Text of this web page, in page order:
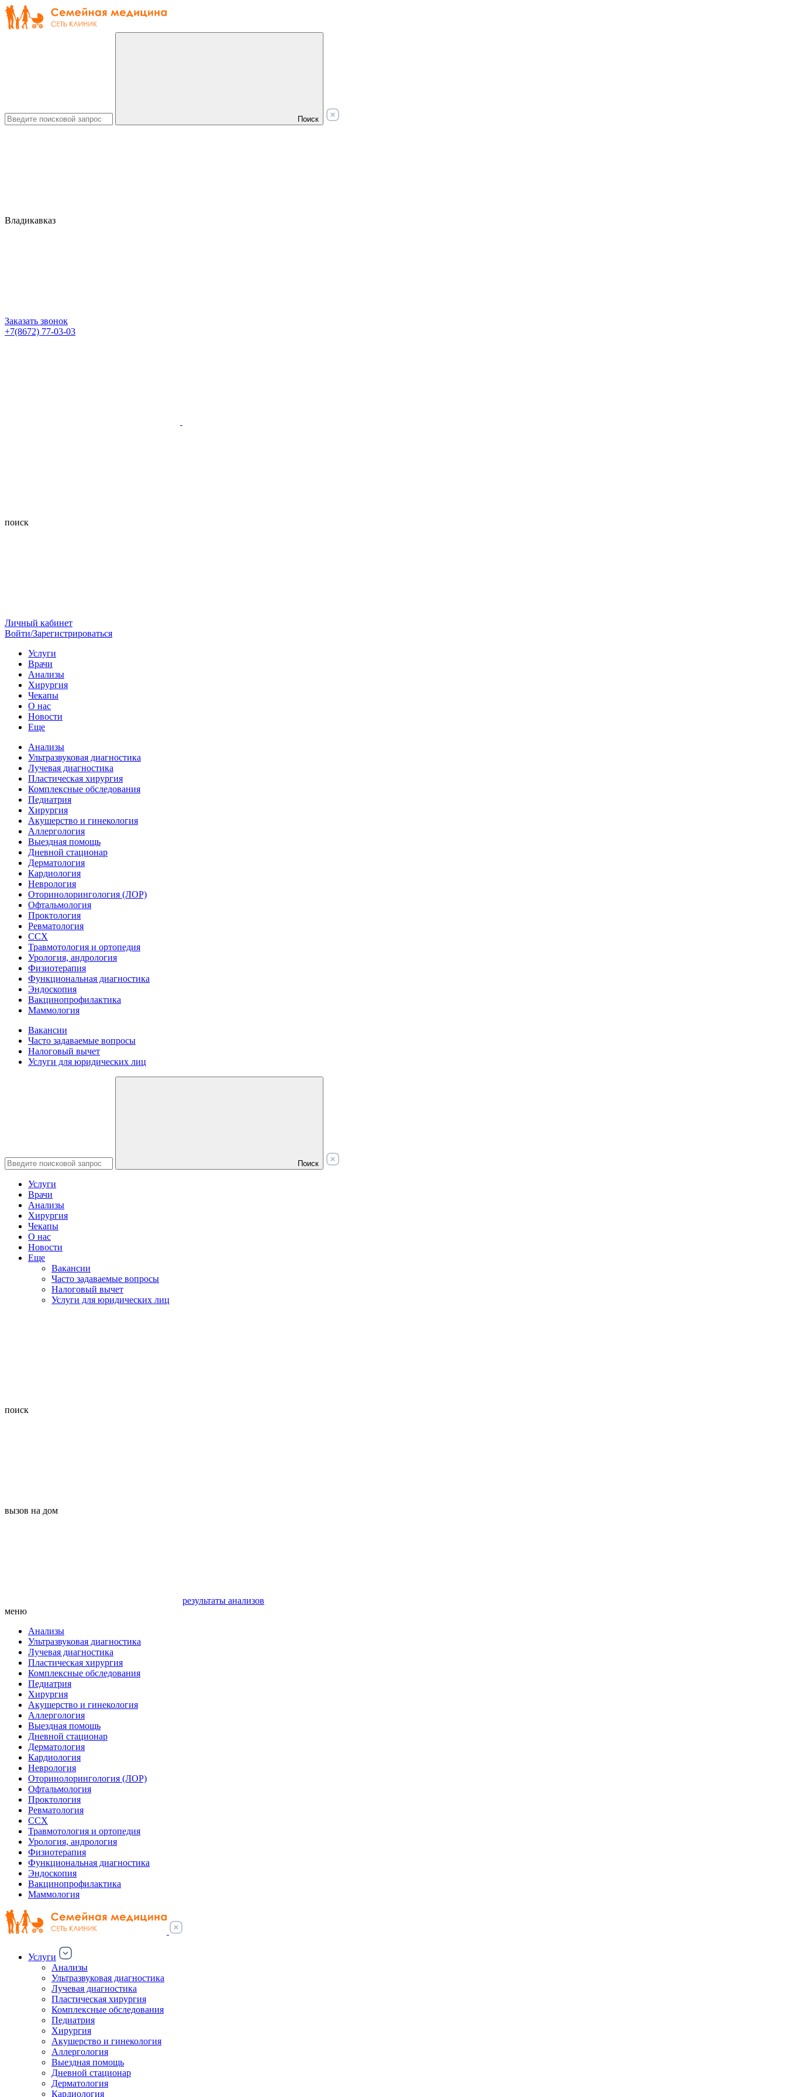
Поиск
Владикавказ
Заказать звонок
+7(8672) 77-03-03
поиск
Личный кабинет
Войти/Зарегистрироваться
Услуги
Врачи
Анализы
Хирургия
Чекапы
О нас
Новости
Еще
Анализы
Ультразвуковая диагностика
Лучевая диагностика
Пластическая хирургия
Комплексные обследования
Педиатрия
Хирургия
Акушерство и гинекология
Аллергология
Выездная помощь
Дневной стационар
Дерматология
Кардиология
Неврология
Оторинолорингология (ЛОР)
Офтальмология
Проктология
Ревматология
ССХ
Травмотология и ортопедия
Урология, андрология
Физиотерапия
Функциональная диагностика
Эндоскопия
Вакцинопрофилактика
Маммология
Вакансии
Часто задаваемые вопросы
Налоговый вычет
Услуги для юридических лиц
Поиск
Услуги
Врачи
Анализы
Хирургия
Чекапы
О нас
Новости
Еще
Вакансии
Часто задаваемые вопросы
Налоговый вычет
Услуги для юридических лиц
поиск
вызов на дом
результаты анализов
меню
Анализы
Ультразвуковая диагностика
Лучевая диагностика
Пластическая хирургия
Комплексные обследования
Педиатрия
Хирургия
Акушерство и гинекология
Аллергология
Выездная помощь
Дневной стационар
Дерматология
Кардиология
Неврология
Оторинолорингология (ЛОР)
Офтальмология
Проктология
Ревматология
ССХ
Травмотология и ортопедия
Урология, андрология
Физиотерапия
Функциональная диагностика
Эндоскопия
Вакцинопрофилактика
Маммология
Услуги
Анализы
Ультразвуковая диагностика
Лучевая диагностика
Пластическая хирургия
Комплексные обследования
Педиатрия
Хирургия
Акушерство и гинекология
Аллергология
Выездная помощь
Дневной стационар
Дерматология
Кардиология